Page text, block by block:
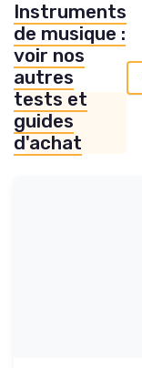
Instruments
de musique :
voir nos
autres
tests et
guides
d'achat